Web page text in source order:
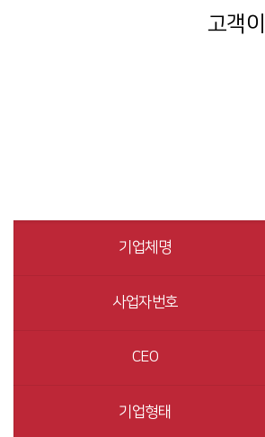
고객
기업체명
사업자번호
CEO
기업형태